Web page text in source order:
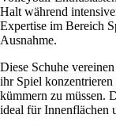
Halt während
Expertise im Bereich
Ausnahme.
Diese Schuhe
ihr Spiel
kümmern zu müssen.
ideal für Innenflächen